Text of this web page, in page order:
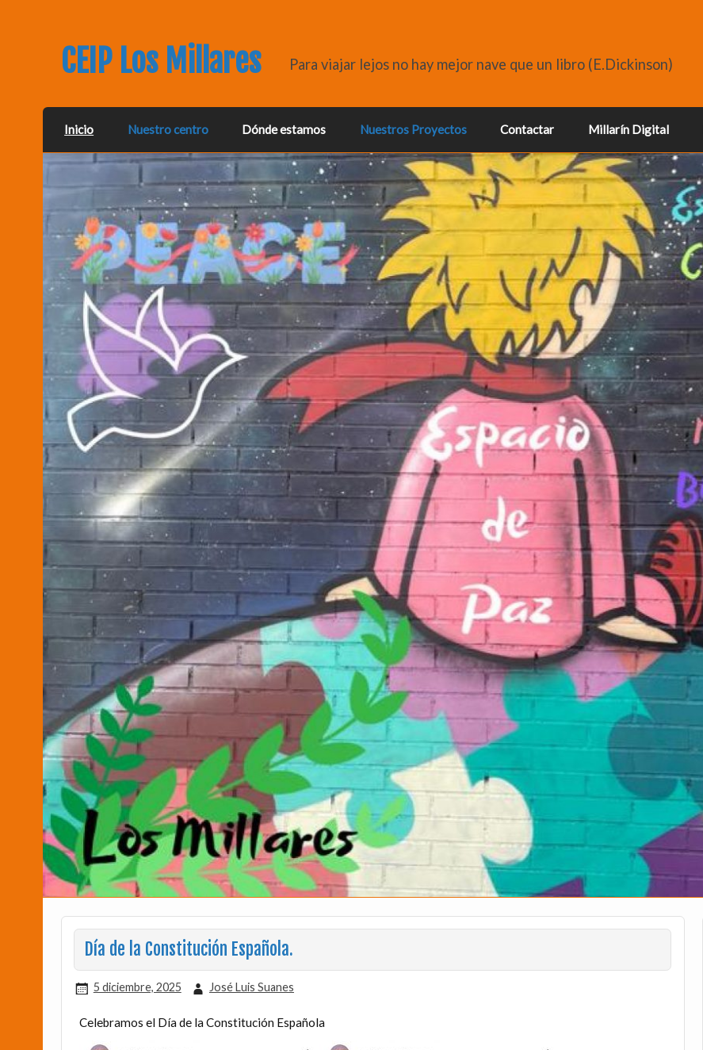
CEIP Los Millares Para viajar lejos no hay mejor nave que un libro (E.Dickinson)
Inicio Nuestro centro Dónde estamos Nuestros Proyectos Contactar Millarín Digital
Día de la Constitución Española.
5 diciembre, 2025 José Luis Suanes
Celebramos el Día de la Constitución Española